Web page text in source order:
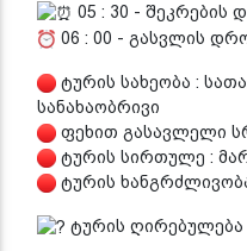
05 : 30 - შეკრების
06 : 00 - გასვლის
ტურის სახეობა :
სანახაობრივი
ფეხით გასავლელი
ტურის სირთულე :
ტურის
ტურის